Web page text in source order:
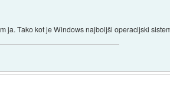
ja. Tako kot je Windows najboljši operacijski